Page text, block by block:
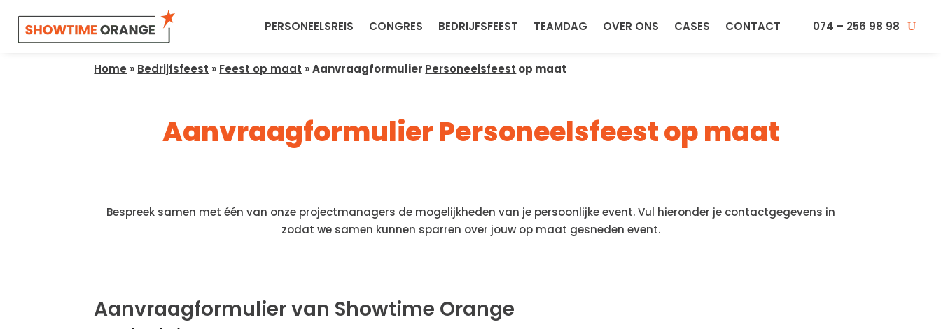
PERSONEELSREIS CONGRES BEDRIJFSFEEST TEAMDAG OVER ONS CASES CONTACT 074 – 256 98 98
Home » Bedrijfsfeest » Feest op maat »Aanvraagformulier Personeelsfeest op maat
Aanvraagformulier Personeelsfeest op maat
Bespreek samen met één van onze projectmanagers de mogelijkheden van je persoonlijke event. Vul hieronder je contactgegevens in
zodat we samen kunnen sparren over jouw op maat gesneden event.
Aanvraagformulier van Showtime Orange